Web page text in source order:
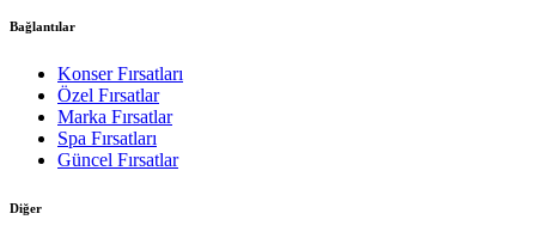
Bağlantılar
Konser Fırsatları
Özel Fırsatlar
Marka Fırsatlar
Spa Fırsatları
Güncel Fırsatlar
Diğer